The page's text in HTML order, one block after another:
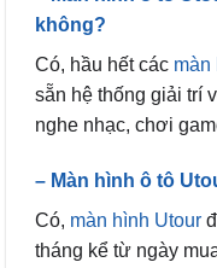
không?
Có, hầu hết các màn
sẵn hệ thống giải trí
nghe nhạc, chơi
– Màn hình ô tô
Có, màn hình Utour
tháng kể từ ngày